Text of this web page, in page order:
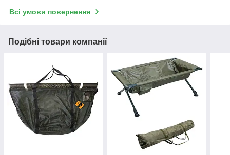
Всі умови повернення
Подібні товари компанії